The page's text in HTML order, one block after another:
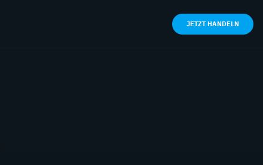
JETZT HANDELN